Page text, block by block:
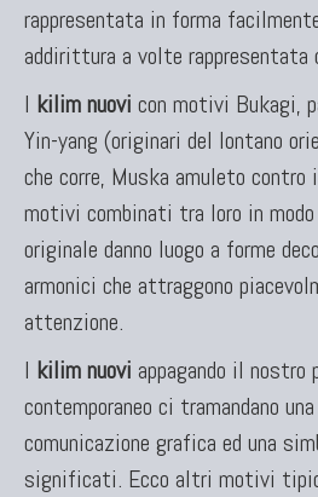
rappresentata in forma
addirittura a volte
I kilim nuovi con motivi Bukagi,
Yin-yang (originari del lontano
che corre, Muska amuleto
motivi combinati tra loro in
originale danno luogo a forme
armonici che attraggono
attenzione.
I kilim nuovi appagando il
contemporaneo ci tramandano
comunicazione grafica ed una
significati. Ecco altri motivi